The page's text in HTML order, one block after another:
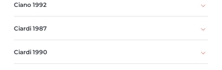
Ciano 1992
Ciardi 1987
Ciardi 1990